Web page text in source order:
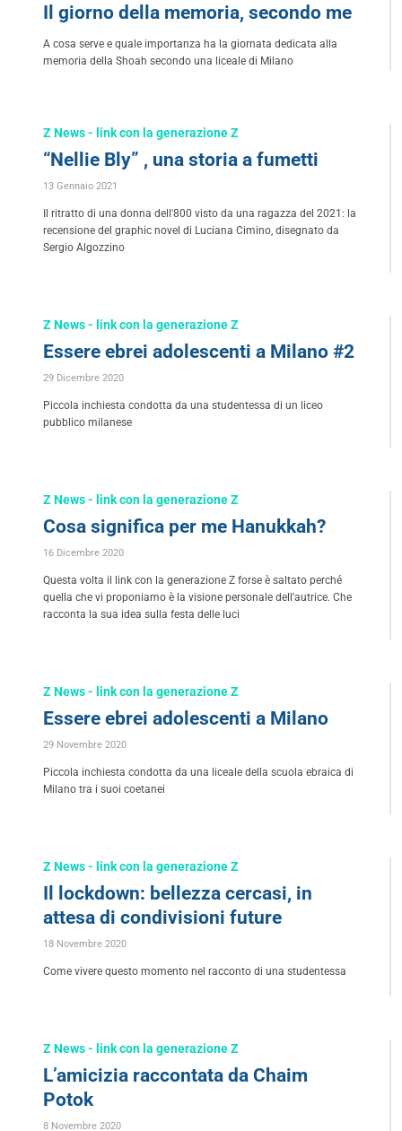
Il giorno della memoria, secondo me
A cosa serve e quale importanza ha la giornata dedicata alla
memoria della Shoah secondo una liceale di Milano
Z News - link con la generazione Z
“Nellie Bly” , una storia a fumetti
13 Gennaio 2021
Il ritratto di una donna dell'800 visto da una ragazza del 2021: la
recensione del graphic novel di Luciana Cimino, disegnato da
Sergio Algozzino
Z News - link con la generazione Z
Essere ebrei adolescenti a Milano #2
29 Dicembre 2020
Piccola inchiesta condotta da una studentessa di un liceo
pubblico milanese
Z News - link con la generazione Z
Cosa significa per me Hanukkah?
16 Dicembre 2020
Questa volta il link con la generazione Z forse è saltato perché
quella che vi proponiamo è la visione personale dell'autrice. Che
racconta la sua idea sulla festa delle luci
Z News - link con la generazione Z
Essere ebrei adolescenti a Milano
29 Novembre 2020
Piccola inchiesta condotta da una liceale della scuola ebraica di
Milano tra i suoi coetanei
Z News - link con la generazione Z
Il lockdown: bellezza cercasi, in
attesa di condivisioni future
18 Novembre 2020
Come vivere questo momento nel racconto di una studentessa
Z News - link con la generazione Z
L’amicizia raccontata da Chaim
Potok
8 Novembre 2020